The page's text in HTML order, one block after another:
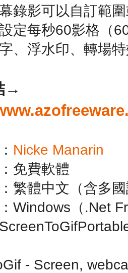
錄影可以自訂範
定每秒60影格（
、浮水印、轉場
→
Nicke Manarin
免費軟體
繁體中文（含多
Windows（.Net
- Screen,